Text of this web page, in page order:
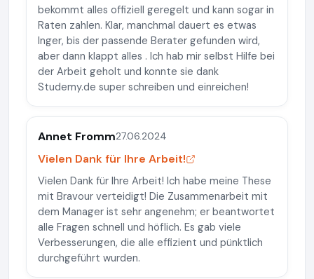
bekommt alles offiziell geregelt und kann sogar in
Raten zahlen. Klar, manchmal dauert es etwas
lnger, bis der passende Berater gefunden wird,
aber dann klappt alles . Ich hab mir selbst Hilfe bei
der Arbeit geholt und konnte sie dank
Studemy.de super schreiben und einreichen!
Annet Fromm27.06.2024
Vielen Dank für Ihre Arbeit!
Vielen Dank für Ihre Arbeit! Ich habe meine These
mit Bravour verteidigt! Die Zusammenarbeit mit
dem Manager ist sehr angenehm; er beantwortet
alle Fragen schnell und höflich. Es gab viele
Verbesserungen, die alle effizient und pünktlich
durchgeführt wurden.